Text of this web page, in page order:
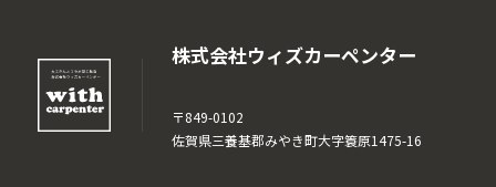
株式会社ウィズカーペンター
〒849-0102
佐賀県三養基郡みやき町大字簑原1475-16